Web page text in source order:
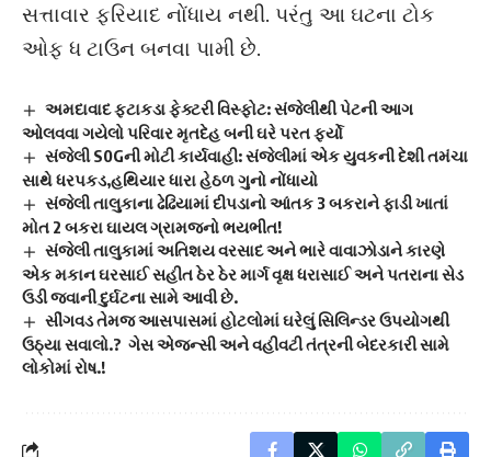
સત્તાવાર ફરિયાદ નોંધાય નથી. પરંતુ આ ઘટના ટોક
ઓફ ધ ટાઉન બનવા પામી છે.
અમદાવાદ ફટાકડા ફેક્ટરી વિસ્ફોટ: સંજેલીથી પેટની આગ
ઓલવવા ગયેલો પરિવાર મૃતદેહ બની ઘરે પરત ફર્યો
સંજેલી S0Gની મોટી કાર્યવાહી: સંજેલીમાં એક યુવકની દેશી તમંચા
સાથે ધરપકડ,હથિયાર ધારા હેઠળ ગુનો નોંધાયો
સંજેલી તાલુકાના ઢેઢિયામાં દીપડાનો આંતક 3 બકરાને ફાડી ખાતાં
મોત 2 બકરા ઘાયલ ગ્રામજનો ભયભીત!
સંજેલી તાલુકામાં અતિશય વરસાદ અને ભારે વાવાઝોડાને કારણે
એક મકાન ઘરસાઈ સહીત ઠેર ઠેર માર્ગ વૃક્ષ ધરાસાઈ અને પતરાના સેડ
ઉડી જવાની દુર્ઘટના સામે આવી છે.
સીંગવડ તેમજ આસપાસમાં હોટલોમાં ઘરેલું સિલિન્ડર ઉપયોગથી
ઉઠ્યા સવાલો.? ગેસ એજન્સી અને વહીવટી તંત્રની બેદરકારી સામે
લોકોમાં રોષ.!